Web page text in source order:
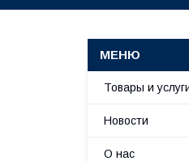
Товары и
Новости
О нас